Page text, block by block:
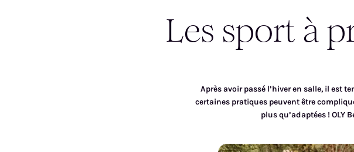
Les sport à
Après avoir passé l’hiver en salle, il est
certaines pratiques peuvent être
plus qu’adaptées ! OLY